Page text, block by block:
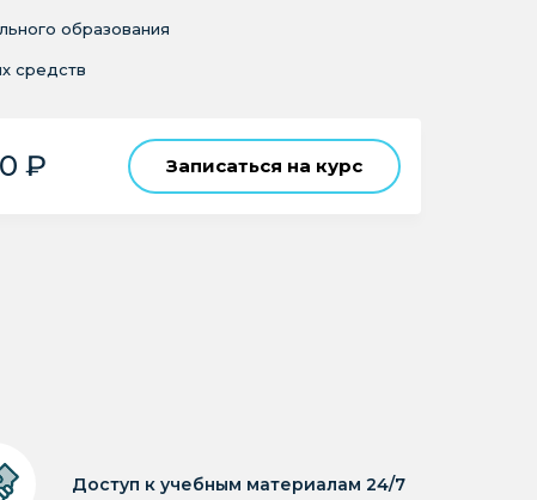
образования
средств
₽ Записаться на курс
Доступ к учебным материалам 24/7